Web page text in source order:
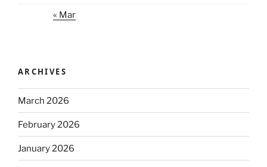
« Mar
ARCHIVES
March 2026
February 2026
January 2026